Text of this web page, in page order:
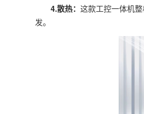
4.散热： 这款工控一体机
发。